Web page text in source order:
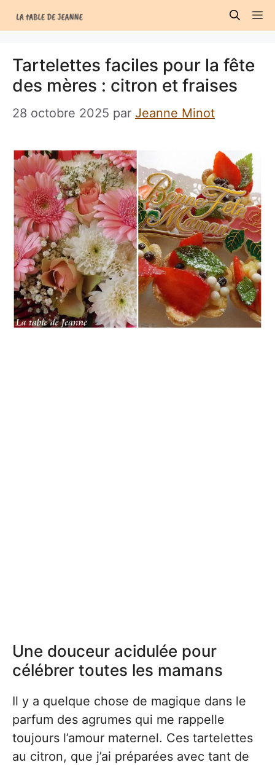
au
Tartelettes faciles pour la fête
des mères : citron et fraises
28 octobre 2025 par Jeanne Minot
Une douceur acidulée pour
célébrer toutes les mamans
Il y a quelque chose de magique dans le
parfum des agrumes qui me rappelle
toujours l’amour maternel. Ces tartelettes
au citron, que j’ai préparées avec tant de